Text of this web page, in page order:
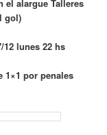
el alargue Talleres
gol)
12 lunes 22 hs
1×1 por penales